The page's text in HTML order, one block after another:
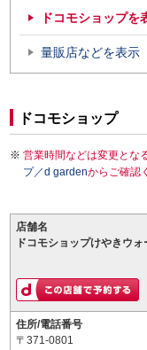
ドコモショップを
量販店などを表示
ドコモショップ
営業時間などは変更とな
プ／d gardenからご確認
店舗名
ドコモショップけやきウ
住所/電話番号
〒371-0801